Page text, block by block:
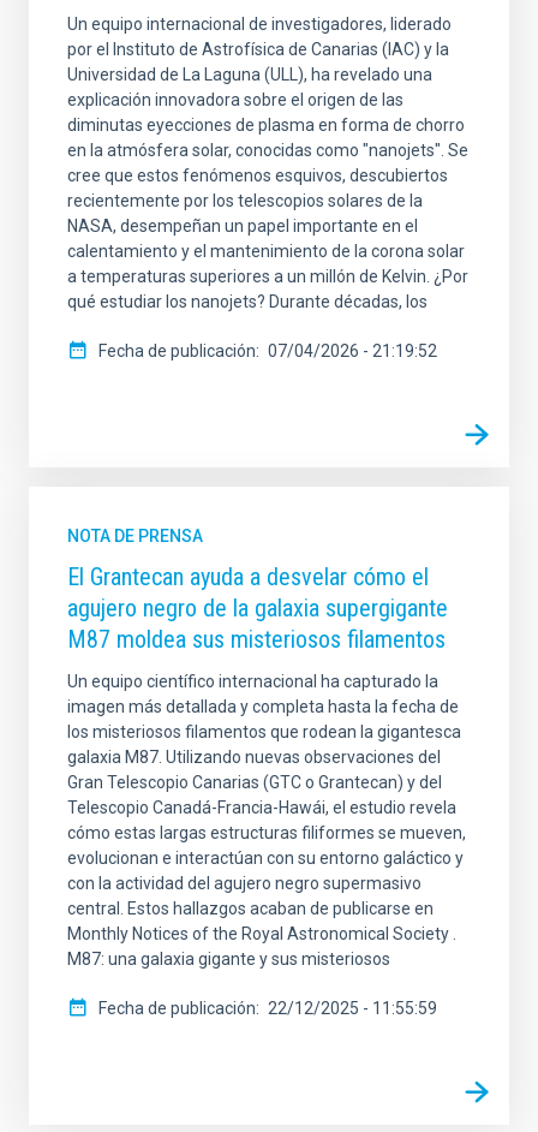
Un equipo internacional de investigadores, liderado
por el Instituto de Astrofísica de Canarias (IAC) y la
Universidad de La Laguna (ULL), ha revelado una
explicación innovadora sobre el origen de las
diminutas eyecciones de plasma en forma de chorro
en la atmósfera solar, conocidas como "nanojets". Se
cree que estos fenómenos esquivos, descubiertos
recientemente por los telescopios solares de la
NASA, desempeñan un papel importante en el
calentamiento y el mantenimiento de la corona solar
a temperaturas superiores a un millón de Kelvin. ¿Por
qué estudiar los nanojets? Durante décadas, los
Fecha de publicación 07/04/2026 - 21:19:52
NOTA DE PRENSA
El Grantecan ayuda a desvelar cómo el
agujero negro de la galaxia supergigante
M87 moldea sus misteriosos filamentos
Un equipo científico internacional ha capturado la
imagen más detallada y completa hasta la fecha de
los misteriosos filamentos que rodean la gigantesca
galaxia M87. Utilizando nuevas observaciones del
Gran Telescopio Canarias (GTC o Grantecan) y del
Telescopio Canadá-Francia-Hawái, el estudio revela
cómo estas largas estructuras filiformes se mueven,
evolucionan e interactúan con su entorno galáctico y
con la actividad del agujero negro supermasivo
central. Estos hallazgos acaban de publicarse en
Monthly Notices of the Royal Astronomical Society .
M87: una galaxia gigante y sus misteriosos
Fecha de publicación 22/12/2025 - 11:55:59